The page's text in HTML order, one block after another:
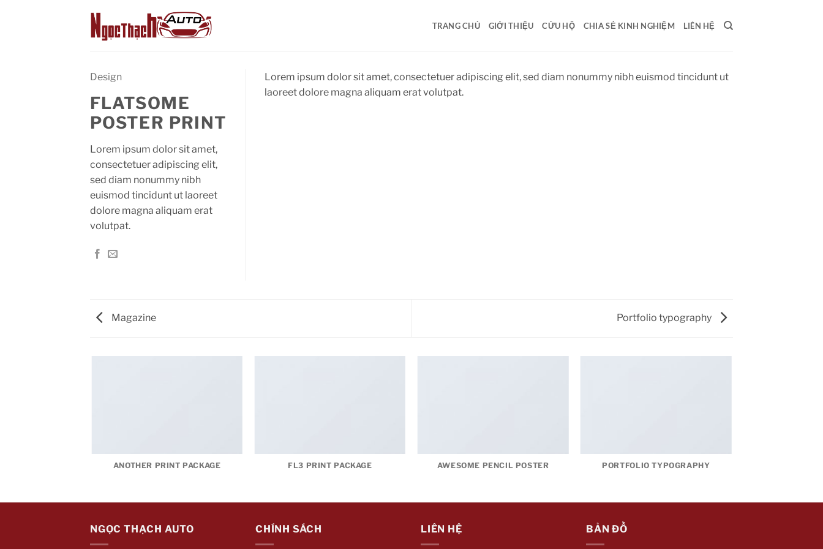
TRANG CHỦ GIỚI THIỆU CỨU HỘ CHIA SẺ KINH NGHIỆM LIÊN HỆ
Design
FLATSOME
POSTER PRINT
Lorem ipsum dolor sit amet,
consectetuer adipiscing elit,
sed diam nonummy nibh
euismod tincidunt ut laoreet
dolore magna aliquam erat
volutpat.
Lorem ipsum dolor sit amet, consectetuer adipiscing elit, sed diam nonummy nibh euismod tincidunt ut
laoreet dolore magna aliquam erat volutpat.
Magazine Portfolio typography
ANOTHER PRINT PACKAGE FL3 PRINT PACKAGE AWESOME PENCIL POSTER PORTFOLIO TYPOGRAPHY
NGỌC THẠCH AUTO CHÍNH SÁCH LIÊN HỆ BẢN ĐỒ